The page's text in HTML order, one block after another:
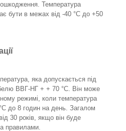
Температура
бути в межах від -40 °C до +50
яка допускається під
ВВГ-НГ + + 70 °C. Він може
режимі, коли температура
до 8 годин на день. Загалом
30 років, якщо він буде
правилами.